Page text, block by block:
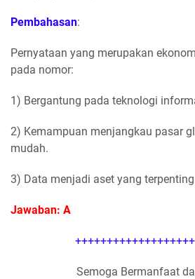
Pembahasan:
Pernyataan yang merupakan
pada nomor:
1) Bergantung pada teknologi
2) Kemampuan menjangkau pasar
mudah.
3) Data menjadi aset yang
Jawaban: A
Semoga Bermanfaat